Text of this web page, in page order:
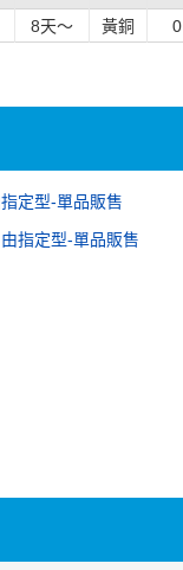
8天～ 黃銅
定型‐單品販售
指定型‐單品販售